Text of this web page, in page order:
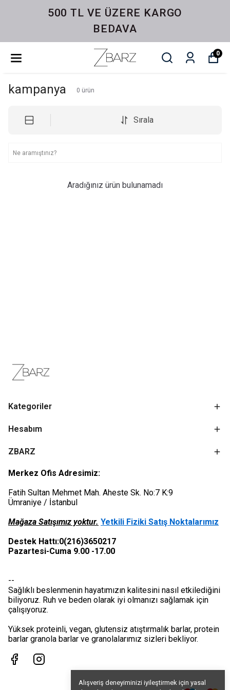
500 TL VE ÜZERE KARGO
BEDAVA
0
Alışveriş deneyiminizi iyileştirmek için yasal
kampanya 0 ürün
Sırala
Aradığınız ürün bulunamadı
Kategoriler
Hesabım
ZBARZ
Merkez Ofis Adresimiz:
Fatih Sultan Mehmet Mah. Aheste Sk. No:7 K:9
Ümraniye / İstanbul
Mağaza Satışımız yoktur. Yetkili Fiziki Satış Noktalarımız
Destek Hattı:0(216)3650217
Pazartesi-Cuma 9.00 -17.00
--
Sağlıklı beslenmenin hayatımızın kalitesini nasıl etkilediğini
biliyoruz. Ruh ve beden olarak iyi olmanızı sağlamak için
çalışıyoruz.
Yüksek proteinli, vegan, glutensiz atıştırmalık barlar, protein
barlar granola barlar ve granolalarımız sizleri bekliyor.